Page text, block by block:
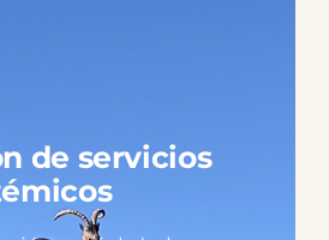
de servicios